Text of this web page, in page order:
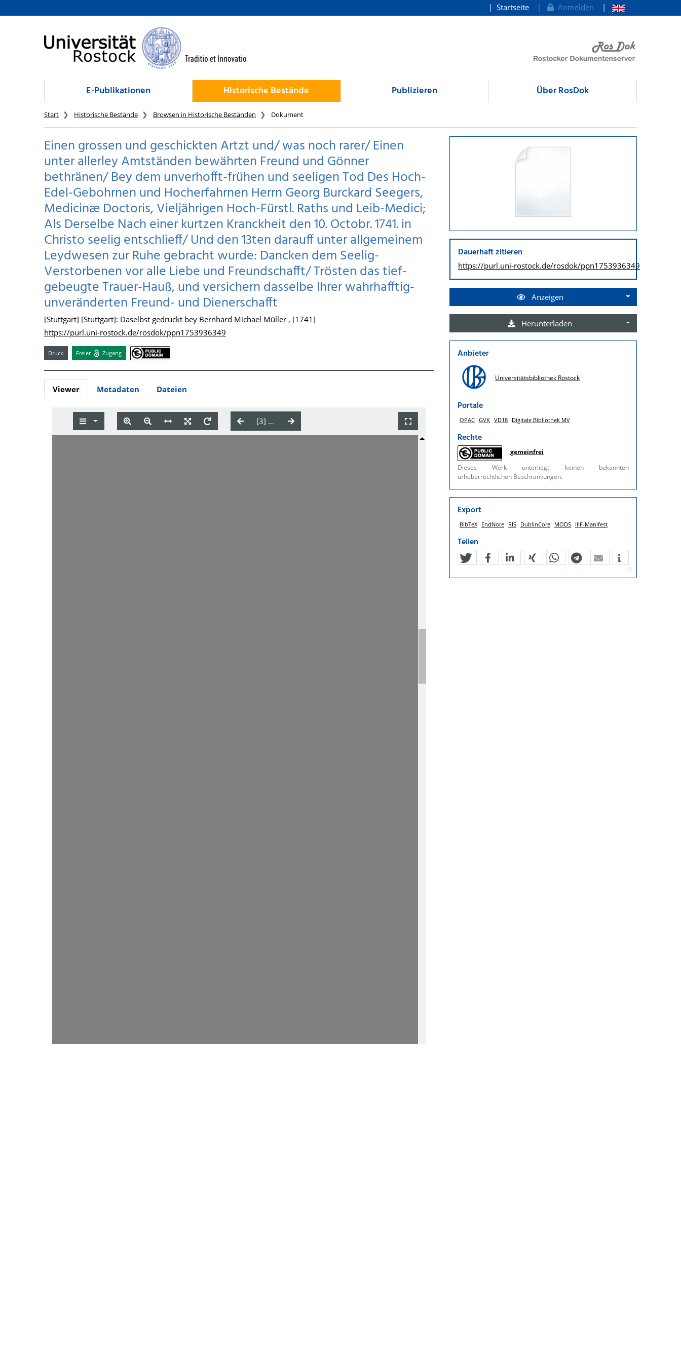
zum Inhalt
Startseite Anmelden
E-Publikationen Historische Bestände Publizieren Über RosDok
Start Historische Bestände Browsen in Historische Beständen Dokument
Einen grossen und geschickten Artzt und/ was noch rarer/ Einen
unter allerley Amtständen bewährten Freund und Gönner
bethränen/ Bey dem unverhofft-frühen und seeligen Tod Des Hoch-
Edel-Gebohrnen und Hocherfahrnen Herrn Georg Burckard Seegers,
Medicinæ Doctoris, Vieljährigen Hoch-Fürstl. Raths und Leib-Medici;
Als Derselbe Nach einer kurtzen Kranckheit den 10. Octobr. 1741. in
Christo seelig entschlieff/ Und den 13ten darauff unter allgemeinem
Leydwesen zur Ruhe gebracht wurde: Dancken dem Seelig-
Verstorbenen vor alle Liebe und Freundschafft/ Trösten das tief-
gebeugte Trauer-Hauß, und versichern dasselbe Ihrer wahrhafftig-
unveränderten Freund- und Dienerschafft
[Stuttgart] [Stuttgart]: Daselbst gedruckt bey Bernhard Michael Müller , [1741]
https://purl.uni-rostock.de/rosdok/ppn1753936349
Druck Freier Zugang
Viewer Metadaten Dateien
Dauerhaft zitieren
https://purl.uni-rostock.de/rosdok/ppn1753936349
Anzeigen
Herunterladen
Anbieter
Universitätsbibliothek Rostock
Portale
OPAC GVK VD18 Digitale Bibliothek MV
Rechte
gemeinfrei
Dieses Werk unterliegt keinen bekannten
urheberrechtlichen Beschränkungen.
Export
BibTeX EndNote RIS DublinCore MODS IIIF-Manifest
Teilen